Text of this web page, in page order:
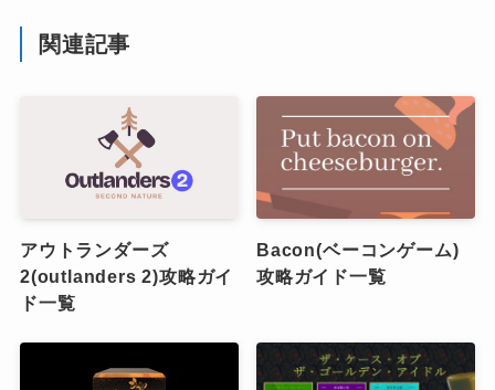
関連記事
アウトランダーズ
2(outlanders 2)攻略ガイ
ド一覧
Bacon(ベーコンゲーム)
攻略ガイド一覧